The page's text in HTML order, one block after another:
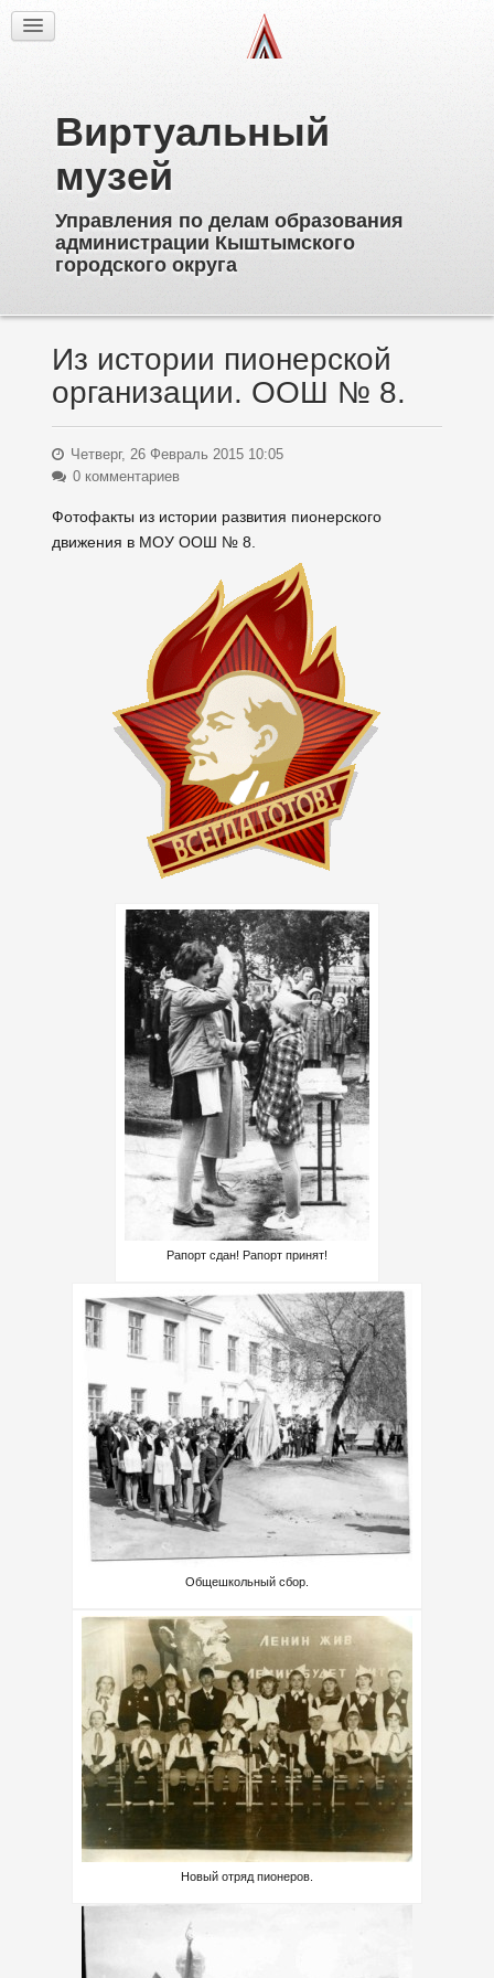
Виртуальный
музей
Управления по делам образования
администрации Кыштымского
городского округа
Об образовательных учреждениях
Директора
Ветераны образования
Известные выпускники
Пионерское движение
Из истории пионерской
организации. ООШ № 8.
Четверг, 26 Февраль 2015 10:05
0 комментариев
Фотофакты из истории развития пионерского
движения в МОУ ООШ № 8.
Рапорт сдан! Рапорт принят!
Общешкольный сбор.
Новый отряд пионеров.